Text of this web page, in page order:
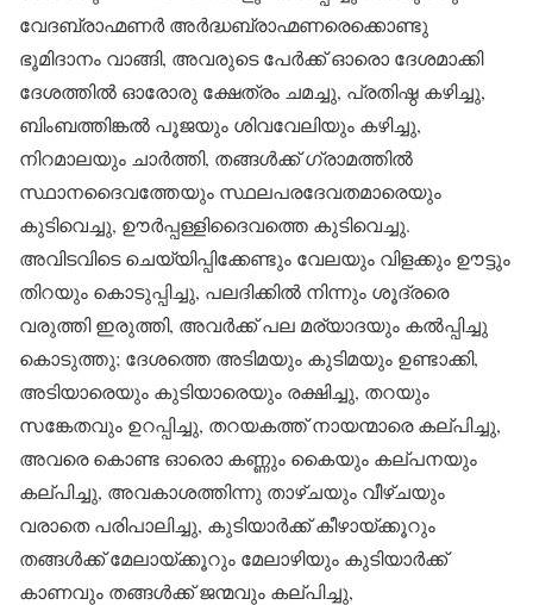
വേദബ്രാഹ്മണർ അർദ്ധബ്രാഹ്മണരെക്കൊണ്ടു
ഭൂമിദാനം വാങ്ങി, അവരുടെ പേർക്ക് ഓരൊ ദേശമാക്കി
ദേശത്തിൽ ഓരോരു ക്ഷേത്രം ചമച്ചു, പ്രതിഷ്ഠ കഴിച്ചു,
ബിംബത്തിങ്കൽ പൂജയും ശിവവേലിയും കഴിച്ചു,
നിറമാലയും ചാർത്തി, തങ്ങൾക്ക് ഗ്രാമത്തിൽ
സ്ഥാനദൈവത്തേയും സ്ഥലപരദേവതമാരെയും
കുടിവെച്ചു, ഊർപ്പള്ളിദൈവത്തെ കുടിവെച്ചു.
അവിടവിടെ ചെയ്യിപ്പിക്കേണ്ടും വേലയും വിളക്കും ഊട്ടും
തിറയും കൊടുപ്പിച്ചു, പലദിക്കിൽ നിന്നും ശൂദ്രരെ
വരുത്തി ഇരുത്തി, അവർക്ക് പല മര്യാദയും കൽ‌പ്പിച്ചു
കൊടുത്തു; ദേശത്തെ അടിമയും കുടിമയും ഉണ്ടാക്കി,
അടിയാരെയും കുടിയാരെയും രക്ഷിച്ചു, തറയും
സങ്കേതവും ഉറപ്പിച്ചു, തറയകത്ത് നായന്മാരെ കല്പിച്ചു,
അവരെ കൊണ്ട ഓരൊ കണ്ണും കൈയും കല്പനയും
കല്പിച്ചു, അവകാശത്തിന്നു താഴ്ചയും വീഴ്ചയും
വരാതെ പരിപാലിച്ചു, കുടിയാർക്ക് കീഴായ്ക്കൂറും
തങ്ങൾക്ക് മേലായ്ക്കൂറും മേലാഴിയും കുടിയാർക്ക്
കാണവും തങ്ങൾക്ക് ജന്മവും കല്പിച്ചു,